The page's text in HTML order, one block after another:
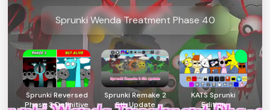
Sprunki Wenda Treatment Phase 40
Sprunki Reversed
Phase 3 Definitive
Sprunki Remake 2
5th Update
KATS Sprunki
Edition